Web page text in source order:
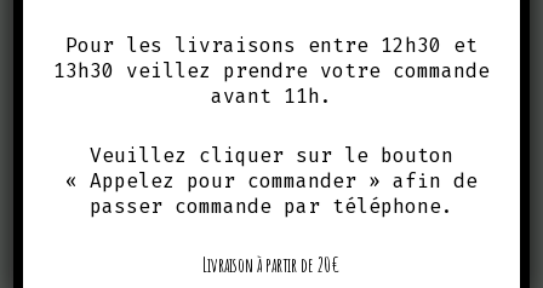
1. Définitions
Le site https://www.pilipili.it/ utilise le
soit de minuscules informations stockées
sur votre ordinateur, pour vérifier qui
vous êtes. Il existe des cookies pour les
Pour les livraisons entre 12h30 et
13h30 veillez prendre votre commande
avant 11h.
Veuillez cliquer sur le bouton
« Appelez pour commander » afin de
passer commande par téléphone.
Livraison à partir de 20€